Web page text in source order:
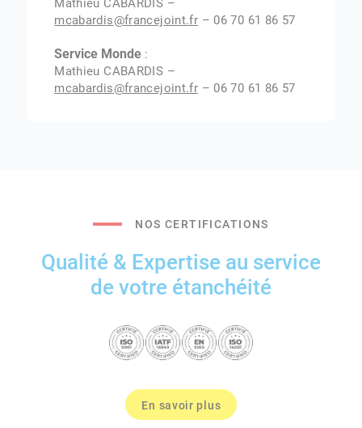
Mathieu CABARDIS –
mcabardis@francejoint.fr – 06 70 61 86 57
Service Monde :
Mathieu CABARDIS –
mcabardis@francejoint.fr – 06 70 61 86 57
NOS CERTIFICATIONS
Qualité & Expertise au service
de votre étanchéité
En savoir plus